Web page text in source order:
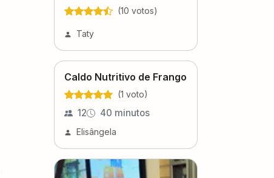
(10 votos)
Taty
Caldo Nutritivo de Frango
(1 voto)
12 40 minutos
Elisângela